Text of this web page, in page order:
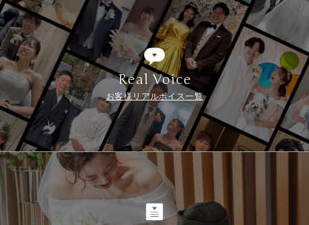
Real Voice
お客様リアルボイス一覧